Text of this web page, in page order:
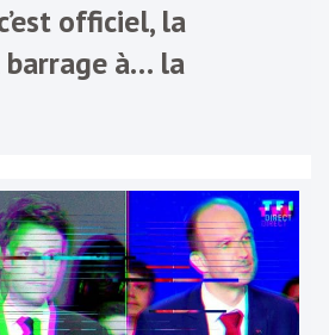
officiel, la
à… la